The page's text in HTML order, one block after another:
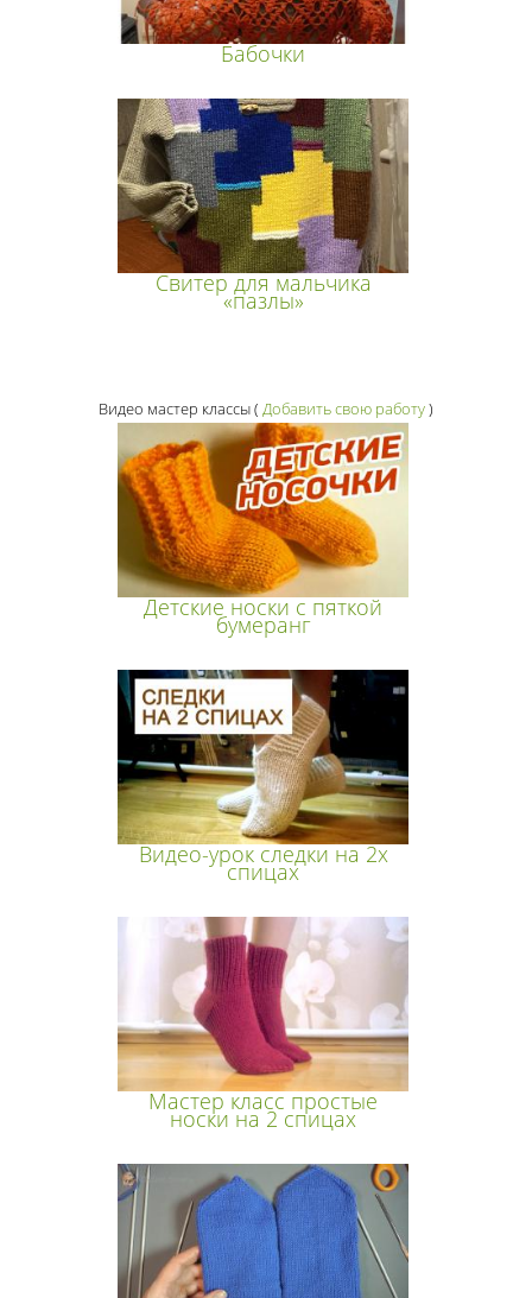
Бабочки
Свитер для мальчика
«пазлы»
Видео мастер классы( Добавить свою работу)
Детские носки с пяткой
бумеранг
Видео-урок следки на 2х
спицах
Мастер класс простые
носки на 2 спицах